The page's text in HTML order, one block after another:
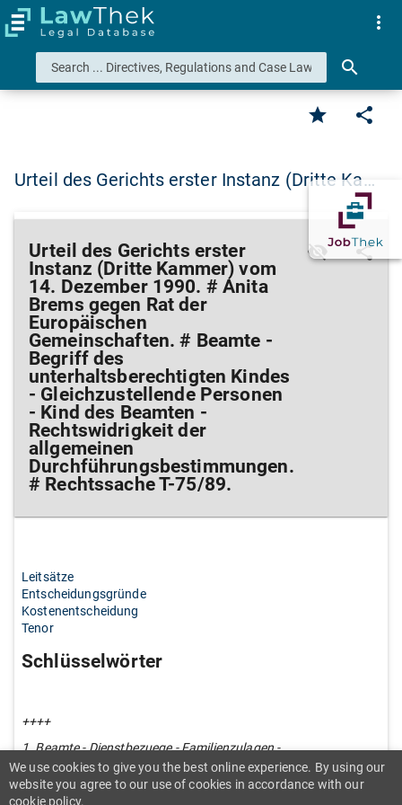
search
more_vert
star share
Urteil des Gerichts erster Instanz (Dritte Ka…
Urteil des Gerichts erster
Instanz (Dritte Kammer) vom
14. Dezember 1990. # Anita
Brems gegen Rat der
Europäischen
Gemeinschaften. # Beamte -
Begriff des
unterhaltsberechtigten Kindes
- Gleichzustellende Personen
- Kind des Beamten -
Rechtswidrigkeit der
allgemeinen
Durchführungsbestimmungen.
# Rechtssache T-75/89.
visibility_off share
Leitsätze
Entscheidungsgründe
Kostenentscheidung
Tenor
Schlüsselwörter
++++
1. Beamte - Dienstbezuege - Familienzulagen -
Zulage für unterhaltsberechtigte Kinder -
Gewährung - Gebundenheit der Verwaltung -
Gleichstellung einer Person mit einem
We use cookies to give you the best online experience. By using our
website you agree to our use of cookies in accordance with our
cookie policy.